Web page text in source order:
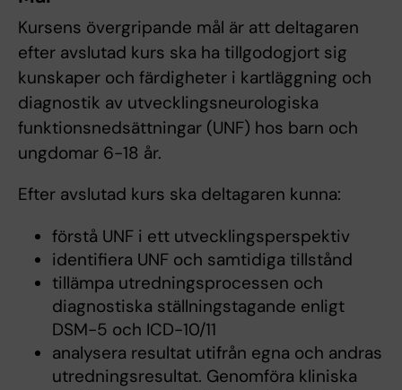
Kursens övergripande mål är att deltagaren
efter avslutad kurs ska ha tillgodogjort sig
kunskaper och färdigheter i kartläggning och
diagnostik av utvecklingsneurologiska
funktionsnedsättningar (UNF) hos barn och
ungdomar 6-18 år.
Efter avslutad kurs ska deltagaren kunna:
förstå UNF i ett utvecklingsperspektiv
identifiera UNF och samtidiga tillstånd
tillämpa utredningsprocessen och
diagnostiska ställningstagande enligt
DSM-5 och ICD-10/11
analysera resultat utifrån egna och andras
utredningsresultat. Genomföra kliniska